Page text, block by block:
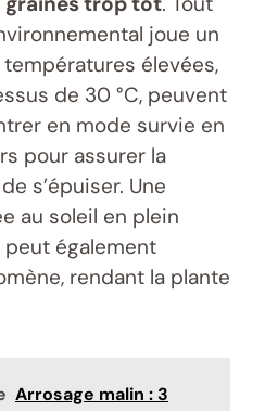
joue un
élevées,
de 30 °C, peuvent
en mode survie en
pour assurer la
s’épuiser. Une
au soleil en plein
également
rendant la plante
Arrosage malin : 3